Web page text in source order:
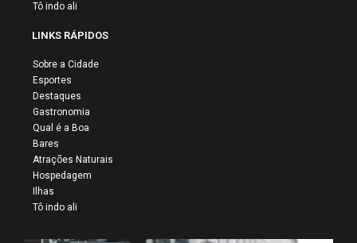
Tô indo ali
LINKS RÁPIDOS
Sobre a Cidade
Esportes
Destaques
Gastronomia
Qual é a Boa
Bares
Atrações Naturais
Hospedagem
Ilhas
Tô indo ali